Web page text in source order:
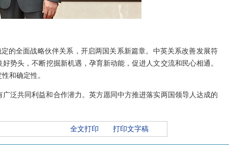
的全面战略伙伴关系，开启两国关系新篇章。中英关系改善发展符
势头，不断挖掘新机遇，孕育新动能，促进人文交流和民心相通。
和确定性。
泛共同利益和合作潜力。英方愿同中方推进落实两国领导人达成的
全文打印 打印文字稿